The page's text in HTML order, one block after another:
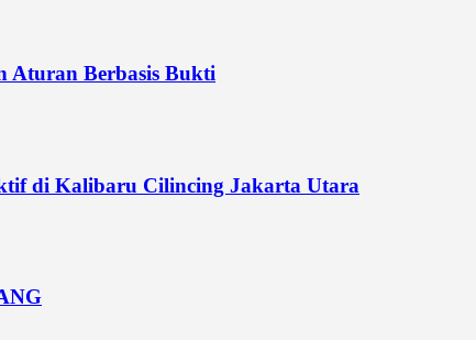
Aturan Berbasis Bukti
di Kalibaru Cilincing Jakarta Utara